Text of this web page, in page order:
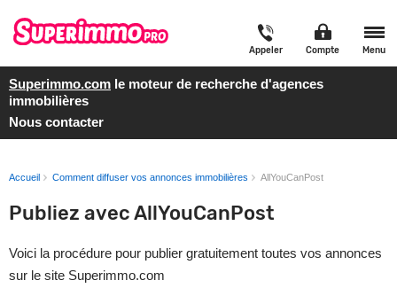
Appeler Compte Menu
Superimmo.com le moteur de recherche d'agences
immobilières
Nous contacter
Accueil Comment diffuser vos annonces immobilières AllYouCanPost
Publiez avec AllYouCanPost
Voici la procédure pour publier gratuitement toutes vos annonces
sur le site Superimmo.com